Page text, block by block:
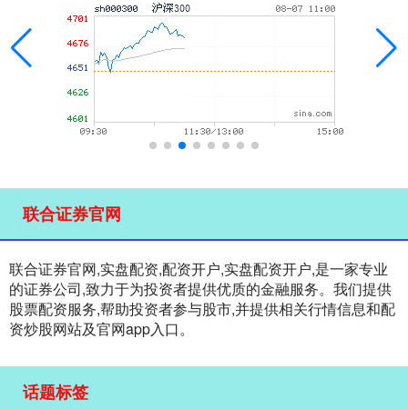
联合证券官网
联合证券官网,实盘配资,配资开户,实盘配资开户,是一家专业
的证券公司,致力于为投资者提供优质的金融服务。我们提供
股票配资服务,帮助投资者参与股市,并提供相关行情信息和配
资炒股网站及官网app入口。
话题标签